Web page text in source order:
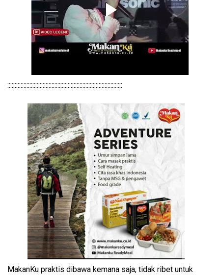
::::::::::::::::::::::::::::::::::::::::::::::::::::::::::::::::::::::::::::::
MakanKu praktis dibawa kemana saja, tidak ribet untuk